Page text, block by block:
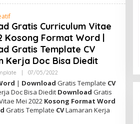
Gratis Curriculum Vitae
Kosong Format Word |
Gratis Template CV
Kerja Doc Bisa Diedit
| 07/05/2022
E
H
A
D
M
| Download Gratis Template CV
Doc Bisa Diedit Download Gratis
Mei 2022 Kosong Format Word
Gratis Template CVLamaran Kerja